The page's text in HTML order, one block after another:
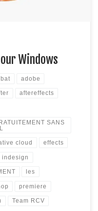
Windows
adobe
aftereffects
SANS
cloud effects
indesign
les
premiere
Team RCV